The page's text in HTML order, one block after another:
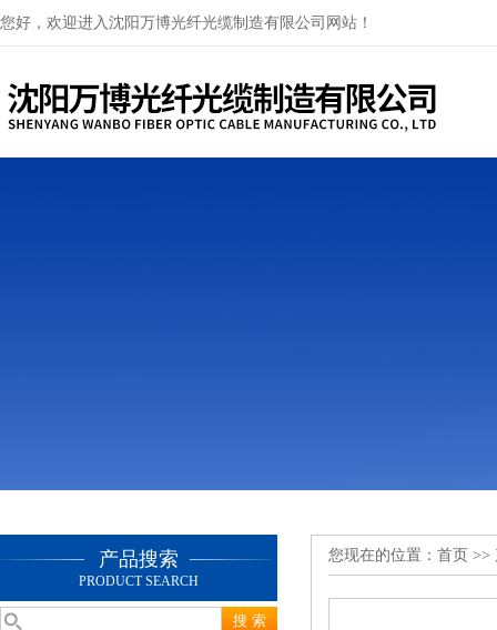
您好，欢迎进入沈阳万博光纤光缆制造有限公司网站！
产品搜索
PRODUCT SEARCH
您现在的位置： 首页 >>